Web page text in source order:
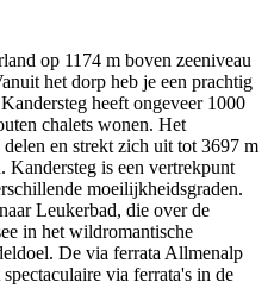
op 1174 m boven zeeniveau
het dorp heb je een prachtig
heeft ongeveer 1000
chalets wonen. Het
en strekt zich uit tot 3697 m
Kandersteg is een vertrekpunt
moeilijkheidsgraden.
Leukerbad, die over de
in het wildromantische
De via ferrata Allmenalp
via ferrata's in de